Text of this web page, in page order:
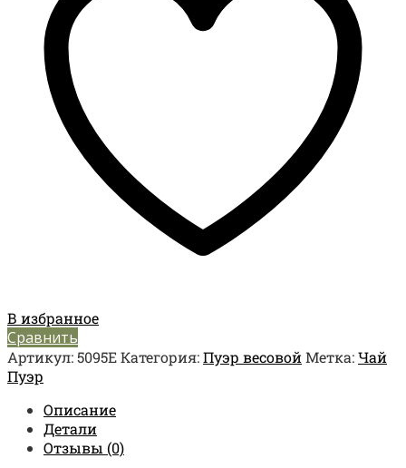
В избранное
Сравнить
Артикул:5095ЕКатегория:Пуэр весовой Метка:Чай
Пуэр
Описание
Детали
Отзывы (0)